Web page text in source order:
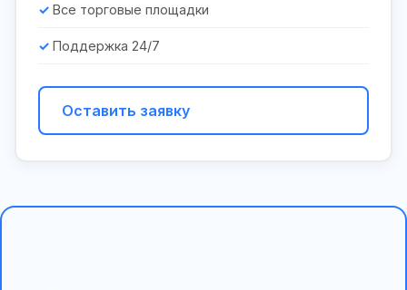
Все торговые площадки
Поддержка 24/7
Оставить заявку